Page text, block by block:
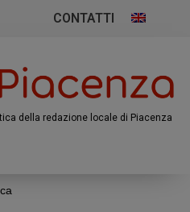
CONTATTI
della redazione locale di Piacenza